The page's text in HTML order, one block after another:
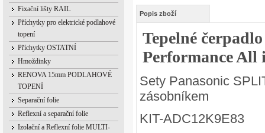
Fixační lišty RAIL
Příchytky pro elektrické podlahové
topení
Příchytky OSTATNÍ
Hmoždinky
RENOVA 15mm PODLAHOVÉ
TOPENÍ
Separační folie
Reflexní a separační folie
Izolační a Reflexní folie MULTI-
Popis zboží
Tepelné
Performance All
Sety Panasonic
zásobníkem
KIT-ADC12K9E83